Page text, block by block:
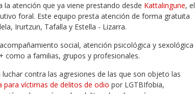
atención que ya viene prestando desde Kattalingune, el
foral. Este equipo presta atención de forma gratuita
Irurtzun, Tafalla y Estella - Lizarra.
social, atención psicológica y sexológica
como a familias, grupos y profesionales.
contra las agresiones de las que son objeto las
para víctimas de delitos de odio por LGTBIfobia,